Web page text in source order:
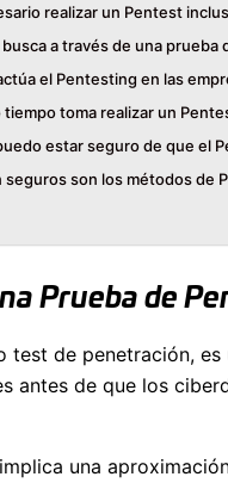
realizar un Pentest
busca a través de una prueba
el Pentesting en las
tiempo toma realizar un
estar seguro de que el
seguros son los métodos de
Prueba de
test de penetración,
antes de que los
una